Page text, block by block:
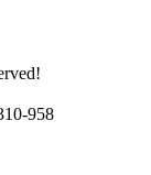
958